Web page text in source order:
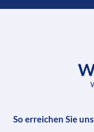
So erreichen Sie uns